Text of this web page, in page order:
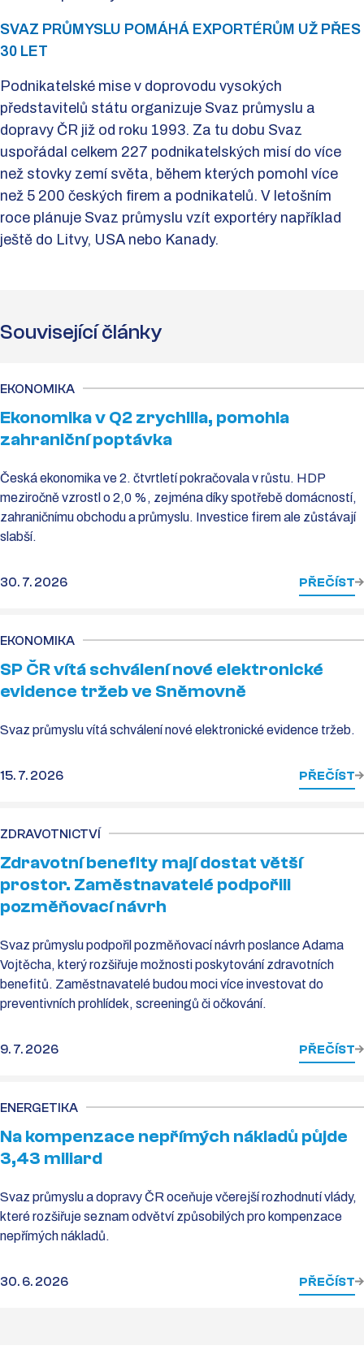
SVAZ PRŮMYSLU POMÁHÁ EXPORTÉRŮM UŽ PŘES
30 LET
Podnikatelské mise v doprovodu vysokých
představitelů státu organizuje Svaz průmyslu a
dopravy ČR již od roku 1993. Za tu dobu Svaz
uspořádal celkem 227 podnikatelských misí do více
než stovky zemí světa, během kterých pomohl více
než 5 200 českých firem a podnikatelů. V letošním
roce plánuje Svaz průmyslu vzít exportéry například
ještě do Litvy, USA nebo Kanady.
Související články
EKONOMIKA
Ekonomika v Q2 zrychlila, pomohla
zahraniční poptávka
Česká ekonomika ve 2. čtvrtletí pokračovala v růstu. HDP
meziročně vzrostl o 2,0 %, zejména díky spotřebě domácností,
zahraničnímu obchodu a průmyslu. Investice firem ale zůstávají
slabší.
30. 7. 2026 PŘEČÍST
EKONOMIKA
SP ČR vítá schválení nové elektronické
evidence tržeb ve Sněmovně
Svaz průmyslu vítá schválení nové elektronické evidence tržeb.
15. 7. 2026 PŘEČÍST
ZDRAVOTNICTVÍ
Zdravotní benefity mají dostat větší
prostor. Zaměstnavatelé podpořili
pozměňovací návrh
Svaz průmyslu podpořil pozměňovací návrh poslance Adama
Vojtěcha, který rozšiřuje možnosti poskytování zdravotních
benefitů. Zaměstnavatelé budou moci více investovat do
preventivních prohlídek, screeningů či očkování.
9. 7. 2026 PŘEČÍST
ENERGETIKA
Na kompenzace nepřímých nákladů půjde
3,43 miliard
Svaz průmyslu a dopravy ČR oceňuje včerejší rozhodnutí vlády,
které rozšiřuje seznam odvětví způsobilých pro kompenzace
nepřímých nákladů.
30. 6. 2026 PŘEČÍST